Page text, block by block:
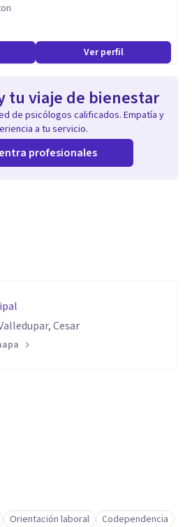
Ver perfil
tu viaje de bienestar
de psicólogos calificados. Empatía y
a tu servicio.
profesionales
Cesar
Orientación laboral
Codependencia